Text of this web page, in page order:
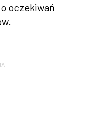
oczekiwań